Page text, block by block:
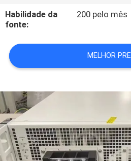
MAPA
SITE
DE
PRIVACIDADE
Habilidade da
fonte:
200 pelo mês
MELHOR